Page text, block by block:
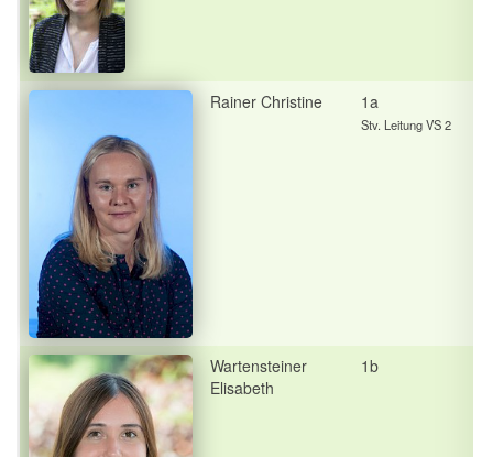
Rainer Christine 1a
Stv. Leitung VS 2
Wartensteiner
Elisabeth
1b